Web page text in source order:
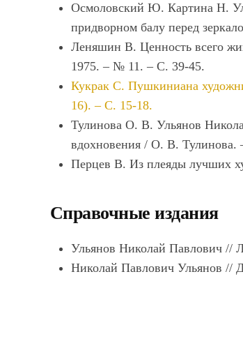
Осмоловский Ю. Картина Н.
придворном балу перед
Леняшин В. Ценность всего
1975. ‒ № 11. ‒ С. 39-45.
Кукрак С. Пушкиниана
16). – С. 15-18.
Тулинова О. В. Ульянов
вдохновения / О. В. Тулинова.
Перцев В. Из плеяды лучших
Справочные издания
Ульянов Николай Павлович //
Николай Павлович Ульянов //